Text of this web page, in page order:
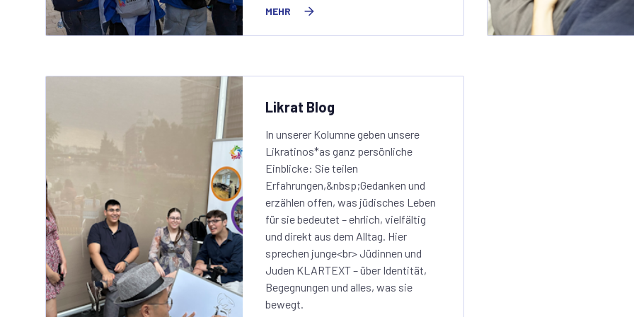
MEHR
Likrat Blog
In unserer Kolumne geben unsere
Likratinos*as ganz persönliche
Einblicke: Sie teilen
Erfahrungen,&nbsp;Gedanken und
erzählen offen, was jüdisches Leben
für sie bedeutet – ehrlich, vielfältig
und direkt aus dem Alltag. Hier
sprechen junge<br> Jüdinnen und
Juden KLARTEXT – über Identität,
Begegnungen und alles, was sie
bewegt.